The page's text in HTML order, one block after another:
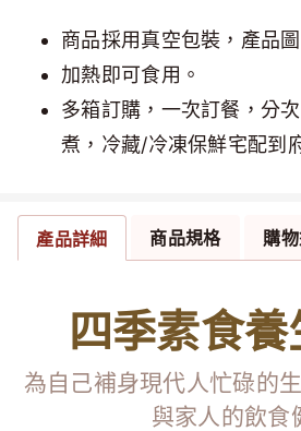
商品採用真空包裝，產品
加熱即可食用。
多箱訂購，一次訂餐，分
煮，冷藏/冷凍保鮮宅配到
產品詳細 商品規格 購
四季素食
為自己補身現代人忙碌的
與家人的飲食